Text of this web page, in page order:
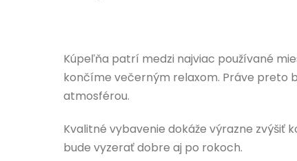
Kúpeľňa patrí medzi najviac používané
končíme večerným relaxom. Práve preto
atmosférou.
Kvalitné vybavenie dokáže výrazne zvýšiť
bude vyzerať dobre aj po rokoch.